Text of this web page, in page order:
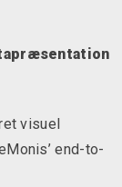
visuel
end-to-